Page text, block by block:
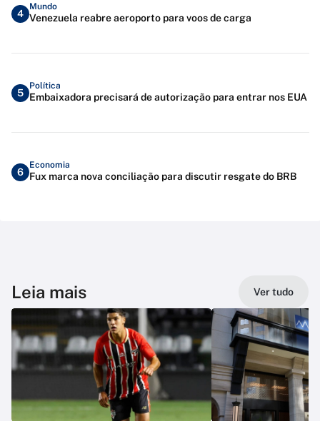
4
Mundo
Venezuela reabre aeroporto para voos de carga
5
Política
Embaixadora precisará de autorização para entrar nos EUA
6
Economia
Fux marca nova conciliação para discutir resgate do BRB
Leia mais Ver tudo